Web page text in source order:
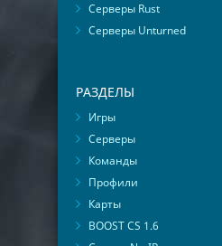
Серверы Rust
Серверы Unturned
РАЗДЕЛЫ
Игры
Серверы
Команды
Профили
Карты
BOOST CS 1.6